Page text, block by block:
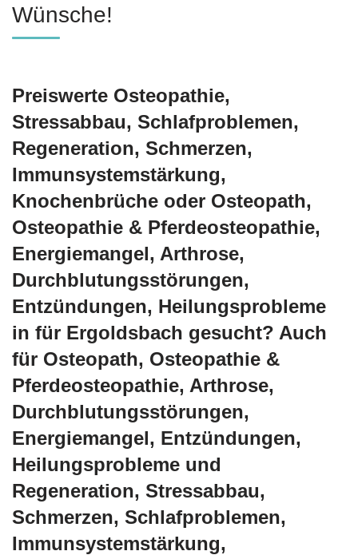
Wünsche!
Preiswerte Osteopathie,
Stressabbau, Schlafproblemen,
Regeneration, Schmerzen,
Immunsystemstärkung,
Knochenbrüche oder Osteopath,
Osteopathie & Pferdeosteopathie,
Energiemangel, Arthrose,
Durchblutungsstörungen,
Entzündungen, Heilungsprobleme
in für Ergoldsbach gesucht? Auch
für Osteopath, Osteopathie &
Pferdeosteopathie, Arthrose,
Durchblutungsstörungen,
Energiemangel, Entzündungen,
Heilungsprobleme und
Regeneration, Stressabbau,
Schmerzen, Schlafproblemen,
Immunsystemstärkung,